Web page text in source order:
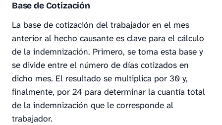
Base de Cotización
La base de cotización del trabajador en el mes
anterior al hecho causante es clave para el cálculo
de la indemnización. Primero, se toma esta base y
se divide entre el número de días cotizados en
dicho mes. El resultado se multiplica por 30 y,
finalmente, por 24 para determinar la cuantía total
de la indemnización que le corresponde al
trabajador.